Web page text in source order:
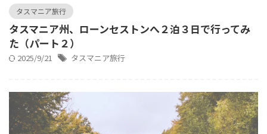
タスマニア旅行
タスマニア州、ローンセストンへ２泊３日で行ってみ
た（パート２）
2025/9/21 タスマニア旅行